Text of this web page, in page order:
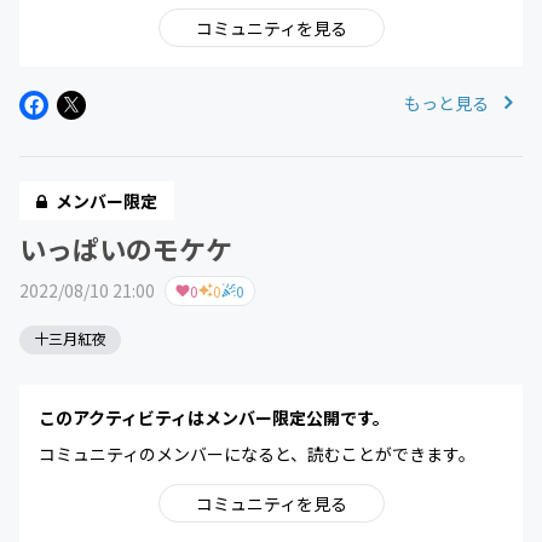
コミュニティを見る
もっと見る
メンバー限定
いっぱいのモケケ
2022/08/10 21:00 0 0 0
十三月紅夜
このアクティビティはメンバー限定公開です。
コミュニティのメンバーになると、読むことができます。
コミュニティを見る